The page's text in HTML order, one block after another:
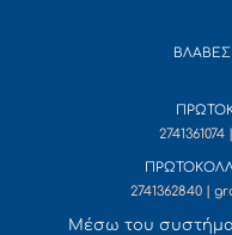
2741362840 |
Mέσω του